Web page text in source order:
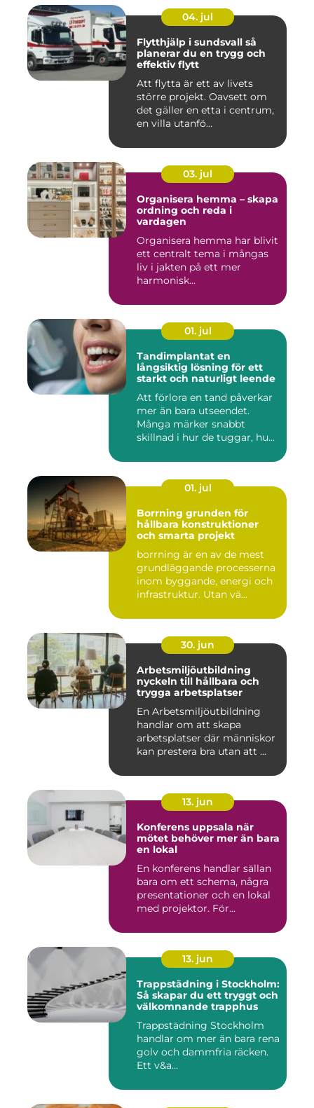
04. jul
Flytthjälp i sundsvall så
planerar du en trygg och
effektiv flytt
Att flytta är ett av livets
större projekt. Oavsett om
det gäller en etta i centrum,
en villa utanfö...
03. jul
Organisera hemma – skapa
ordning och reda i
vardagen
Organisera hemma har blivit
ett centralt tema i mångas
liv i jakten på ett mer
harmonisk...
01. jul
Tandimplantat en
långsiktig lösning för ett
starkt och naturligt leende
Att förlora en tand påverkar
mer än bara utseendet.
Många märker snabbt
skillnad i hur de tuggar, hu...
01. jul
Borrning grunden för
hållbara konstruktioner
och smarta projekt
borrning är en av de mest
grundläggande processerna
inom byggande, energi och
infrastruktur. Utan vä...
30. jun
Arbetsmiljöutbildning
nyckeln till hållbara och
trygga arbetsplatser
En Arbetsmiljöutbildning
handlar om att skapa
arbetsplatser där människor
kan prestera bra utan att ...
13. jun
Konferens uppsala när
mötet behöver mer än bara
en lokal
En konferens handlar sällan
bara om ett schema, några
presentationer och en lokal
med projektor. För...
13. jun
Trappstädning i Stockholm:
Så skapar du ett tryggt och
välkomnande trapphus
Trappstädning Stockholm
handlar om mer än bara rena
golv och dammfria räcken.
Ett v&a...